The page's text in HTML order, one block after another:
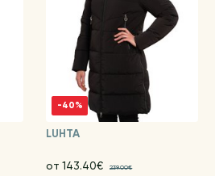
-40%
LUHTA
от 143.40€ 239.00€